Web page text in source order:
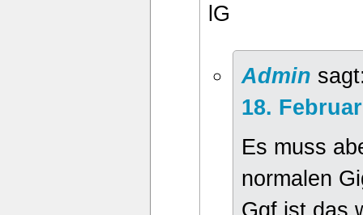
lG
Admin
18.
Es muss
normalen
Ggf ist das